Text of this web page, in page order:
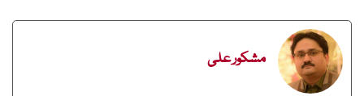
مشکور علی